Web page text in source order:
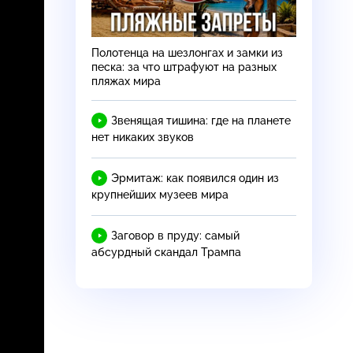
Полотенца на шезлонгах и замки из
песка: за что штрафуют на разных
пляжах мира
Звенящая тишина: где на планете
нет никаких звуков
Эрмитаж: как появился один из
крупнейших музеев мира
Заговор в пруду: самый
абсурдный скандал Трампа